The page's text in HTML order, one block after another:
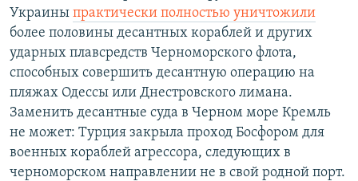
Украины практически полностью уничтожили
более половины десантных кораблей и других
ударных плавсредств Черноморского флота,
способных совершить десантную операцию на
пляжах Одессы или Днестровского лимана.
Заменить десантные суда в Черном море Кремль
не может: Турция закрыла проход Босфором для
военных кораблей агрессора, следующих в
черноморском направлении не в свой родной порт.